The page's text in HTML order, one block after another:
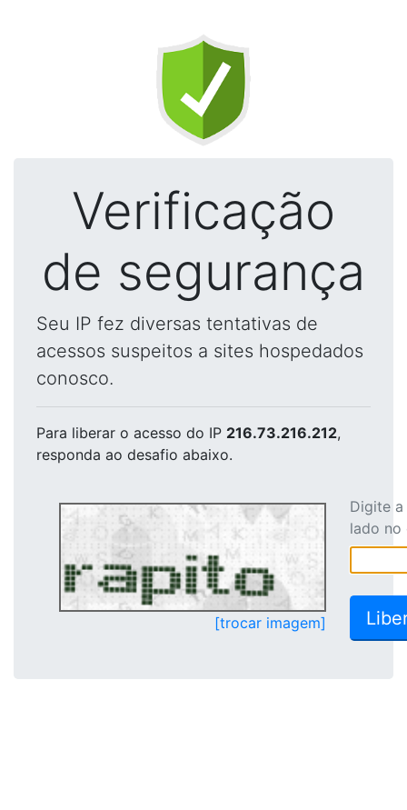
Verificação
de segurança
Seu IP fez diversas tentativas de
acessos suspeitos a sites hospedados
conosco.
Para liberar o acesso do IP 216.73.216.212,
responda ao desafio abaixo.
[trocar imagem]
Digite
lado no